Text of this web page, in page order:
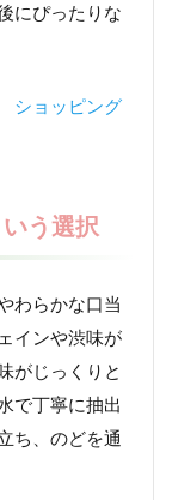
にぴったりな
ショッピング
う選択
わらかな口当
インや渋味が
がじっくりと
で丁寧に抽出
ち、のどを通